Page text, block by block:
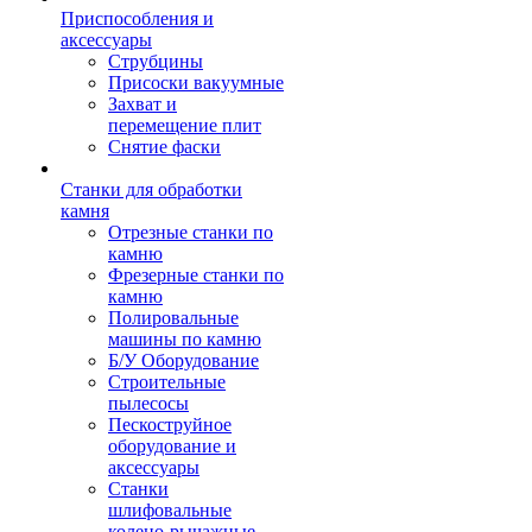
Приспособления и
аксессуары
Струбцины
Присоски вакуумные
Захват и
перемещение плит
Снятие фаски
Станки для обработки
камня
Отрезные станки по
камню
Фрезерные станки по
камню
Полировальные
машины по камню
Б/У Оборудование
Строительные
пылесосы
Пескоструйное
оборудование и
аксессуары
Станки
шлифовальные